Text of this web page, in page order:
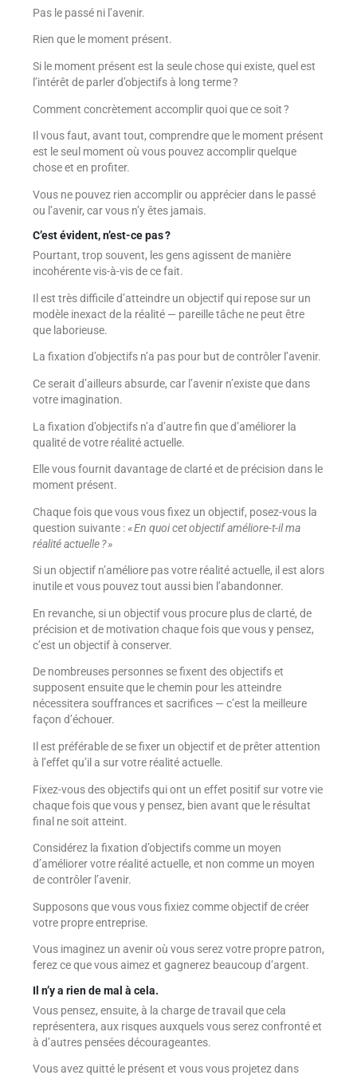
Pas le passé ni l’avenir.
Rien que le moment présent.
Si le moment présent est la seule chose qui existe, quel est
l’intérêt de parler d’objectifs à long terme ?
Comment concrètement accomplir quoi que ce soit ?
Il vous faut, avant tout, comprendre que le moment présent
est le seul moment où vous pouvez accomplir quelque
chose et en profiter.
Vous ne pouvez rien accomplir ou apprécier dans le passé
ou l’avenir, car vous n’y êtes jamais.
C’est évident, n’est-ce pas ?
Pourtant, trop souvent, les gens agissent de manière
incohérente vis-à-vis de ce fait.
Il est très difficile d’atteindre un objectif qui repose sur un
modèle inexact de la réalité — pareille tâche ne peut être
que laborieuse.
La fixation d’objectifs n’a pas pour but de contrôler l’avenir.
Ce serait d’ailleurs absurde, car l’avenir n’existe que dans
votre imagination.
La fixation d’objectifs n’a d’autre fin que d’améliorer la
qualité de votre réalité actuelle.
Elle vous fournit davantage de clarté et de précision dans le
moment présent.
Chaque fois que vous vous fixez un objectif, posez-vous la
question suivante :« En quoi cet objectif améliore-t-il ma
réalité actuelle ? »
Si un objectif n’améliore pas votre réalité actuelle, il est alors
inutile et vous pouvez tout aussi bien l’abandonner.
En revanche, si un objectif vous procure plus de clarté, de
précision et de motivation chaque fois que vous y pensez,
c’est un objectif à conserver.
De nombreuses personnes se fixent des objectifs et
supposent ensuite que le chemin pour les atteindre
nécessitera souffrances et sacrifices — c’est la meilleure
façon d’échouer.
Il est préférable de se fixer un objectif et de prêter attention
à l’effet qu’il a sur votre réalité actuelle.
Fixez-vous des objectifs qui ont un effet positif sur votre vie
chaque fois que vous y pensez, bien avant que le résultat
final ne soit atteint.
Considérez la fixation d’objectifs comme un moyen
d’améliorer votre réalité actuelle, et non comme un moyen
de contrôler l’avenir.
Supposons que vous vous fixiez comme objectif de créer
votre propre entreprise.
Vous imaginez un avenir où vous serez votre propre patron,
ferez ce que vous aimez et gagnerez beaucoup d’argent.
Il n’y a rien de mal à cela.
Vous pensez, ensuite, à la charge de travail que cela
représentera, aux risques auxquels vous serez confronté et
à d’autres pensées décourageantes.
Vous avez quitté le présent et vous vous projetez dans